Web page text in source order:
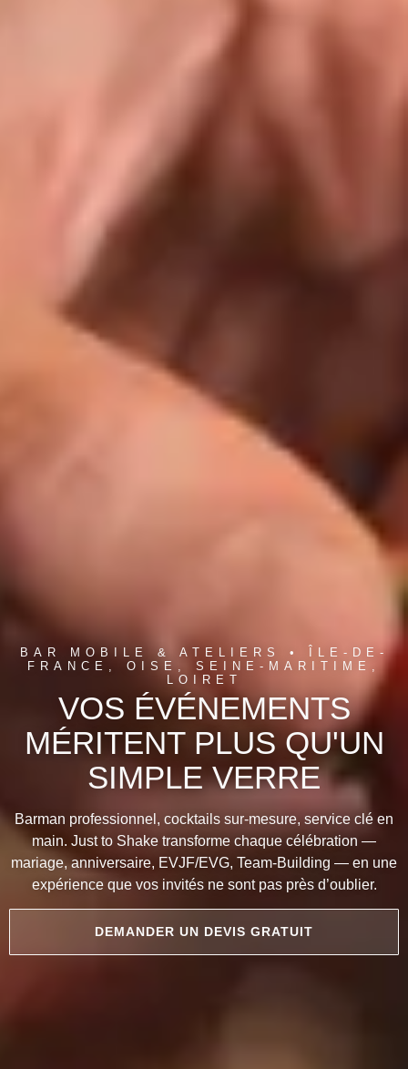
BAR MOBILE & ATELIERS • ÎLE-DE-
FRANCE, OISE, SEINE-MARITIME,
LOIRET
VOS ÉVÉNEMENTS
MÉRITENT PLUS QU'UN
SIMPLE VERRE
Barman professionnel, cocktails sur-mesure, service clé en
main. Just to Shake transforme chaque célébration —
mariage, anniversaire, EVJF/EVG, Team-Building — en une
expérience que vos invités ne sont pas près d’oublier.
DEMANDER UN DEVIS GRATUIT